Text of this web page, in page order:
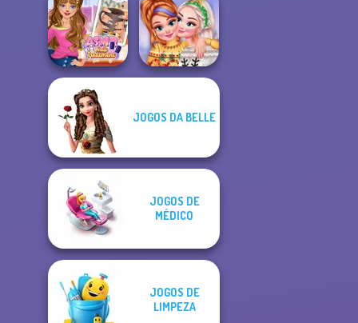
Organization
Princess
Toca Boca
Everything
Unlocked
ASMR Nail
Treatment
New Christmas
JOGOS DA BELLE
JOGOS DE
MÉDICO
JOGOS DE
LIMPEZA